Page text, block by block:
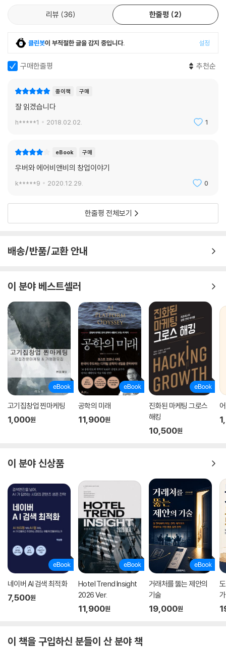
투자자들 사이의 절박함, 경쟁사의 현명한 생각 그리고 젊은 리더들의 놀
랍도록 상이한 성격이 복잡하게 뒤얽혀 있다. 풍부한 기술 환경에서 어떤
아이디어와 비즈니스가 성공할 수 있는지 통찰을 얻고 싶은 독자라면 반드
시 읽어야 한다.
아드리안 리앙 「아마존 북 리뷰」
있는 두 스타트업을 동시에 그리면서 공유경제로 관심을 전환시키고 있다.
우버와 에어비앤비에서 저자는 이상적 비전과 공격적 사업 관행을 통해 각
자의 회사를 이끈 CEO들 사이에서 공통점을 찾는다. 이 책이 다룬 엄청난
실리콘 밸리 천재들의 초창기 활동을 가장 구체적으로 밝힌 책! 흥미로우
면서 잘 빚어낸 이야기다.
이 책은 모든 IT 부문 챔피언의 뒤에는 폭삭 망한 경쟁사, 열 받은 투자자,
이 겪은 격한 감정적 경험을 알려주는 데 성공을 거두었다.
이 책은 경쟁력 있는 혁신 기업들의 서로 다른 이야기를 잘 엮어냄으로써
풍부한 통찰력을 주는, 읽기 쉬운 이야기이다.
월터 아이작슨 「뉴욕타임스 북 리뷰」
◎ 책 속에서
우버와 에어비앤비는 몇 가지 공통점이 있다. 우선 두 회사 모두 2008년
설립됐다. 바로 전년에 아이폰이 시판돼서 사람들이 조금씩 스마트폰의 가
리콘밸리가 주춤할 때이기도 하다. 하지만 이런 위기의, 변화의 시기에 정
말로 위대한 기업이 태어나는 법이다. 또 두 회사 모두 기존 규제에 맞서면
서 성장했다. 그 과정에서 세계 각국 정부와 치열하게 대립하기도 하고 협
규제공세를 해쳐나갔다는 것도 비슷하다.
_ p.5, 감수의 글
몇몇 사람들은 우버와 에어비앤비가 기술 엘리트의 극단적 오만을 상징한
다고 여겼다. 비평가들은 그들이 기본적인 채용 규칙을 파괴하고 교통체증
을 늘리며 평화로운 거주지를 망쳐버린다는 데서부터 시작해 자유민주적
도시들 안에 무자비한 자본주의 논리를 끌어들였다는 사실에 이르기까지
의 모든 걸 비난하고 있다. 그중 일부는 과장되기도 했지만, 그것은 우버와
에어비앤비조차 예상하지 못한 결과를 낳았다.
이러한 대혼란의 중심에는 젊고 부유하며 카리스마 넘치는 트래비스 캘러
버그Mark Zuckerberg처럼 숫기 없고 내성적인 혁신가들과는 전혀 딴
이끌 창조적 사고 능력을 입증해주었다.
그 후로도 게비아와 체스키는 직접 발로 뛰어 사업을 점검했다. 주말을 이
용해 뉴욕에 가서 집주인들과 회의를 하고 좀 더 좋은 사진을 찍어 숙박을
원하는 고객들에게 영업이 되도록 지원한 것이다. 당시만 해도 실리콘밸리
에서는 이런 식의 지원 정책은 회사의 규모를 키우는 데 도움이 안 되는 비
효율적 일로 간주됐다. 하지만 이런 행보를 통해 체스키와 게비아는 초기
에어비앤비라는 사이트 경험할 때 더욱 매력적인 요소로 작용한다는 사실
을 깨닫게 됐다.
“예상할 수 있는 어떤 일도 감당할 수 있을 것이라 예상한다.”
_ 트래비스 캘러닉이 우버의 CTO 투언 팜Thuan Pham에게 보낸 글 중
지금은 우버를 떠난 전 CEO 트래비스 캘러닉Travis Kalanick은 우버 이
전에 ‘레드 스우시Red Swoosh’라는 P2P 동영상 파일공유 업체를 운영
적으로 보면 이때의 경험이 지금의 우버를 있게 했다고 볼 수 있다.
분쟁 때였다. 법적으로 보면 길거리에서 승객을 태우는 것은 택시만이어야
했고, 택시는 반드시 정부에 의해 검증과 인증을 받은 미터기를 사용해야
했다. 리무진과 타운카는 대개 승객이 기사나 중앙배차소에 전화를 거는
식으로 ‘사전 예약’을 한 후 이용해야 했는데 우버는 이러한 차이를 모호하
게 만들었고, 휴대폰을 이용한 호출 그리고 아이폰을 요금 미터기로 이용
하는 식으로 그 차이를 완전히 없애버렸기 때문이다. 당연히 택시기사들은
거칠게 반발했고, 골머리를 앓던 규제당국은 우버캡UberCab에 정지명
하지만 이때부터 본격적인 리더 역할을 했던 캘러닉과 우버 창업자들은 택
며, 변호사들은 우버가 실제 차량 운영업체가 아니라 운전사와 승객들 사
이를 ‘중개하는 회사’에 불과함을 주장했다. 결국 시는 우버의 주장에 동의
했고, 우버는 영업을 중단하지 않았다. 우버는 규제와의 싸움에서 승리한
이후 캘러닉과 공동창업자들은 우버가 새로운 도시로 진입할 때 관련된 모
해놓았는데, 사업 단계별 행적을 데이터로 체계화한 우버만의 전략 교본이
라고 볼 수 있다. 이것은 우버 각 지점들이 여러 도시로 뛰어들어 빠른 속도
로 신규 사업을 일으킬 때 요긴한 초창기 ‘틀template’이 되었다.
‘합법과 불법 사이, 제3의 답을 찾아 증명하라’
혁신은 불확실성과의 싸움, 결국 승패는 실행력에서 갈린다
두 회사가 걸어온 여정은 거의 끊임없는 논란거리와 함께했다. 많은 도시
에서 우버는 전문 운전사들이 혹독한 훈련을 이수하고, 지문이 날인된 신
원조사 결과를 제출하며, 정부가 발행한 값비싼 운전면허의 취득을 요구하
는 법규를 피해갔다. 또한 택시 회사와 입법의원들이 제기하는 강력한 저
에어비앤비도 우버 못지않게 파란만장한 일들을 겪으며 성장했다. 뉴욕,
리뷰 36 한줄평 2
클린봇이 부적절한 글을 감지 중입니다. 설정
구매한줄평 추천순
종이책 구매
잘 읽겠습니다
h*****1 2018.02.02. 1
eBook 구매
우버와 에어비앤비의 창업이야기
k*****9 2020.12.29. 0
한줄평 전체보기
배송/반품/교환 안내
이 분야 베스트셀러
고기집창업 찐마케팅
1,000원
공학의 미래
11,900원
진화된 마케팅 그로스
해킹
10,500원
이 분야 신상품
네이버 AI 검색 최적화
7,500원
Hotel Trend Insight
2026 Ver.
11,900원
거래처를 뚫는 제안의
기술
19,000원
이 책을 구입하신 분들이 산 분야 책